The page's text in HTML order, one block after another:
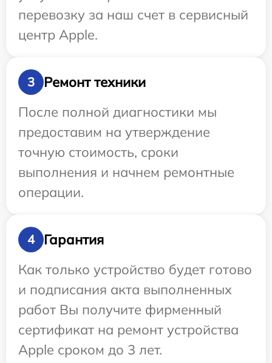
перевозку за наш счет в сервисный
центр Apple.
3
Ремонт техники
После полной диагностики мы
предоставим на утверждение
точную стоимость, сроки
выполнения и начнем ремонтные
операции.
4
Гарантия
Как только устройство будет готово
и подписания акта выполненных
работ Вы получите фирменный
сертификат на ремонт устройства
Apple сроком до 3 лет.